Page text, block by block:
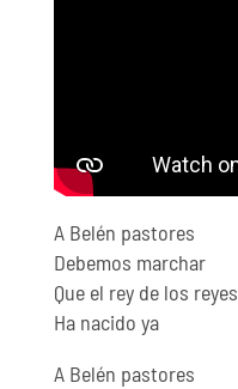
A Belén pastores
Debemos marchar
Que el rey de los reyes
Ha nacido ya
A Belén pastores